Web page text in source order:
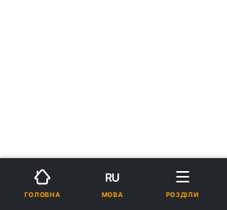
ГОЛОВНА
RU
МОВА РОЗДІЛИ